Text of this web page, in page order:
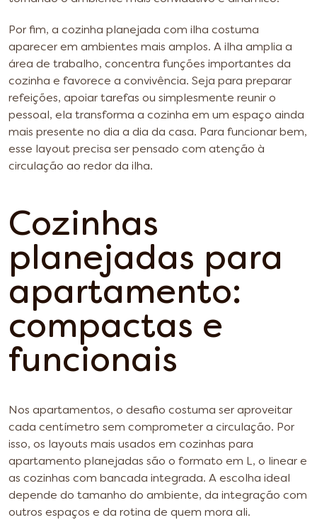
Por fim, a cozinha planejada com ilha costuma
aparecer em ambientes mais amplos. A ilha amplia a
área de trabalho, concentra funções importantes da
cozinha e favorece a convivência. Seja para preparar
refeições, apoiar tarefas ou simplesmente reunir o
pessoal, ela transforma a cozinha em um espaço ainda
mais presente no dia a dia da casa. Para funcionar bem,
esse layout precisa ser pensado com atenção à
circulação ao redor da ilha.
Cozinhas
planejadas para
apartamento:
compactas e
funcionais
Nos apartamentos, o desafio costuma ser aproveitar
cada centímetro sem comprometer a circulação. Por
isso, os layouts mais usados em cozinhas para
apartamento planejadas são o formato em L, o linear e
as cozinhas com bancada integrada. A escolha ideal
depende do tamanho do ambiente, da integração com
outros espaços e da rotina de quem mora ali.